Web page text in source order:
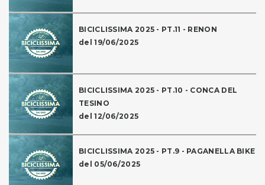
BICICLISSIMA 2025 - PT.11 - RENON
del 19/06/2025
BICICLISSIMA 2025 - PT.10 - CONCA DEL
TESINO
del 12/06/2025
BICICLISSIMA 2025 - PT.9 - PAGANELLA BIKE
del 05/06/2025